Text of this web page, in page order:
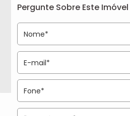
Pergunte Sobre Este Imóvel